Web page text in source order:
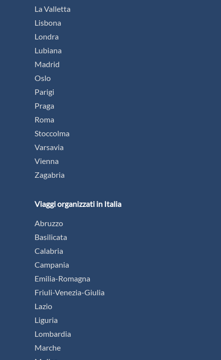
La Valletta
Lisbona
Londra
Lubiana
Madrid
Oslo
Parigi
Praga
Roma
Stoccolma
Varsavia
Vienna
Zagabria
Viaggi organizzati in Italia
Abruzzo
Basilicata
Calabria
Campania
Emilia-Romagna
Friuli-Venezia-Giulia
Lazio
Liguria
Lombardia
Marche